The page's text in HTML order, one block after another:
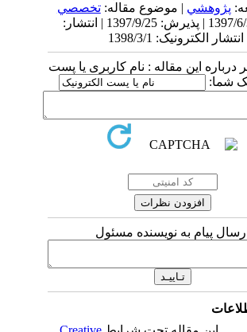
پژوهشي| موضوع مقاله:تخصصي
دریافت: 1397/6/3 | پذیرش: 1397/9/25 | انتشار:
این مقاله : نام کاربری یا پست
شما:
پیام به نویسنده مسئول